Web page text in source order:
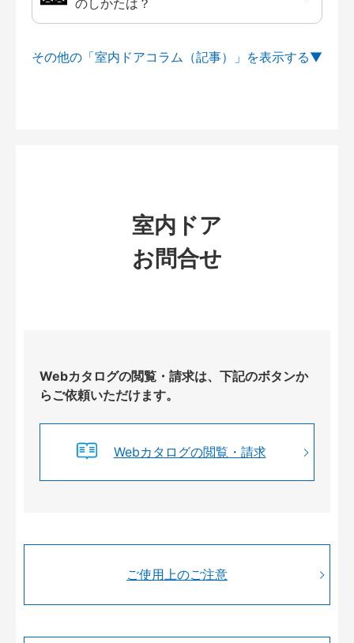
のしかたは？
その他の「室内ドアコラム（記事）」を
室内ドア
お問合せ
Webカタログの閲覧・請求は、下記のボタンか
らご依頼いただけます。
Webカタログの閲覧・請求
ご使用上のご注意